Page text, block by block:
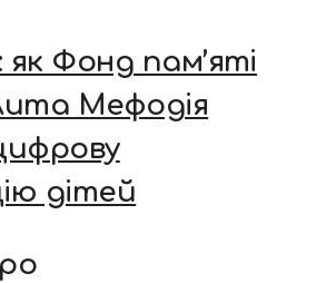
Фонд пам’яті
Мефодія
дітей